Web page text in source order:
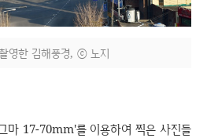
영한 김해풍경, ⓒ 노지
마 17-70mm'를 이용하여 찍은 사진들